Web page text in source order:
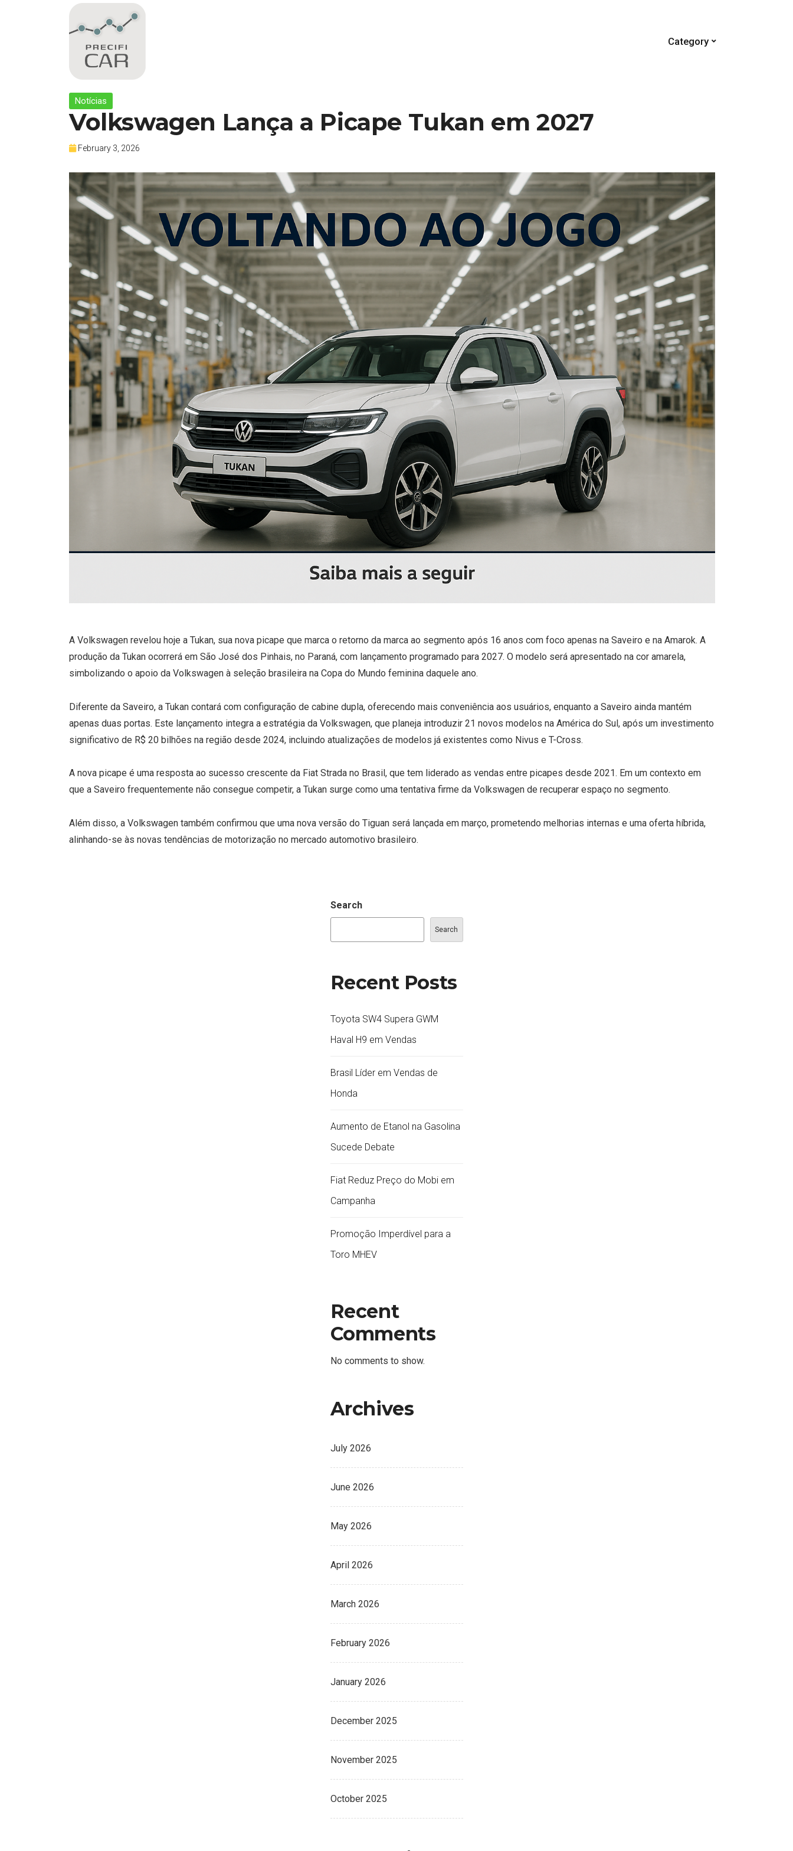
Category
Notícias
Volkswagen Lança a Picape Tukan em 2027
February 3, 2026
A Volkswagen revelou hoje a Tukan, sua nova picape que marca o retorno da marca ao segmento após 16 anos com foco apenas na Saveiro e na Amarok. A
produção da Tukan ocorrerá em São José dos Pinhais, no Paraná, com lançamento programado para 2027. O modelo será apresentado na cor amarela,
simbolizando o apoio da Volkswagen à seleção brasileira na Copa do Mundo feminina daquele ano.
Diferente da Saveiro, a Tukan contará com configuração de cabine dupla, oferecendo mais conveniência aos usuários, enquanto a Saveiro ainda mantém
apenas duas portas. Este lançamento integra a estratégia da Volkswagen, que planeja introduzir 21 novos modelos na América do Sul, após um investimento
significativo de R$ 20 bilhões na região desde 2024, incluindo atualizações de modelos já existentes como Nivus e T-Cross.
A nova picape é uma resposta ao sucesso crescente da Fiat Strada no Brasil, que tem liderado as vendas entre picapes desde 2021. Em um contexto em
que a Saveiro frequentemente não consegue competir, a Tukan surge como uma tentativa firme da Volkswagen de recuperar espaço no segmento.
Além disso, a Volkswagen também confirmou que uma nova versão do Tiguan será lançada em março, prometendo melhorias internas e uma oferta híbrida,
alinhando-se às novas tendências de motorização no mercado automotivo brasileiro.
Search
Search
Recent Posts
Toyota SW4 Supera GWM
Haval H9 em Vendas
Brasil Líder em Vendas de
Honda
Aumento de Etanol na Gasolina
Sucede Debate
Fiat Reduz Preço do Mobi em
Campanha
Promoção Imperdível para a
Toro MHEV
Recent
Comments
No comments to show.
Archives
July 2026
June 2026
May 2026
April 2026
March 2026
February 2026
January 2026
December 2025
November 2025
October 2025